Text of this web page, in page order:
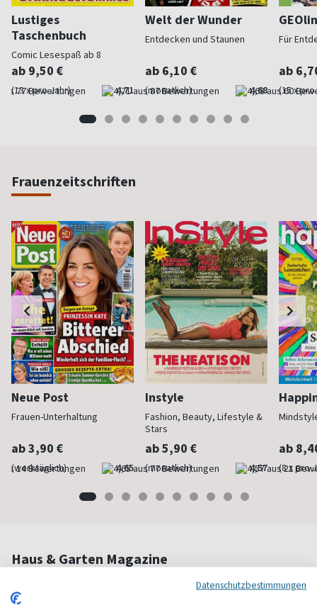
Lustiges
Taschenbuch
Comic Lesespaß ab 8
ab 9,50 €
(13 x pro Jahr) 4,71
Welt der Wunder
Entdecken und Staunen
ab 6,10 €
(monatlich) 4,68
Für
ab
(15 x
Frauenzeitschriften
Neue Post
Frauen-Unterhaltung
ab 3,90 €
(werktäglich) 4,65
Instyle
Fashion, Beauty, Lifestyle &
Stars
ab 5,90 €
(monatlich) 4,57
ab
(8 x pro
Haus & Garten Magazine
Datenschutzbestimmungen